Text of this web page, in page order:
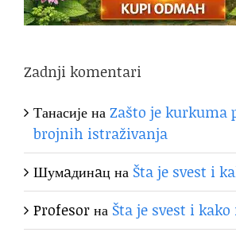
Zadnji komentari
ТанасијенаZašto je kurkuma
brojnih istraživanja
Шумaдинaцна Šta je svest i
Profesorна Šta je svest i